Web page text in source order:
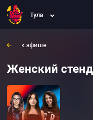
Тула
к афише
Женский